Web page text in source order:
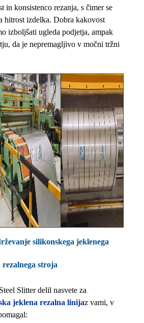
in konsistenco rezanja, s čimer se
hitrost izdelka. Dobra kakovost
izboljšati ugleda podjetja, ampak
da je nepremagljivo v močni tržni
silikonskega jeklenega
rezalnega stroja
Slitter delil nasvete za
jeklena rezalna linijaz vami, v